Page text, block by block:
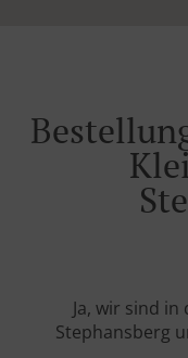
Ja, wir sind
Stephansberg